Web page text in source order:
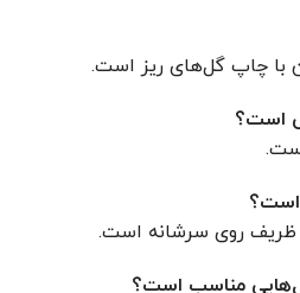
با چاپ گل‌های ریز است.
ظریف روی سرشانه است.